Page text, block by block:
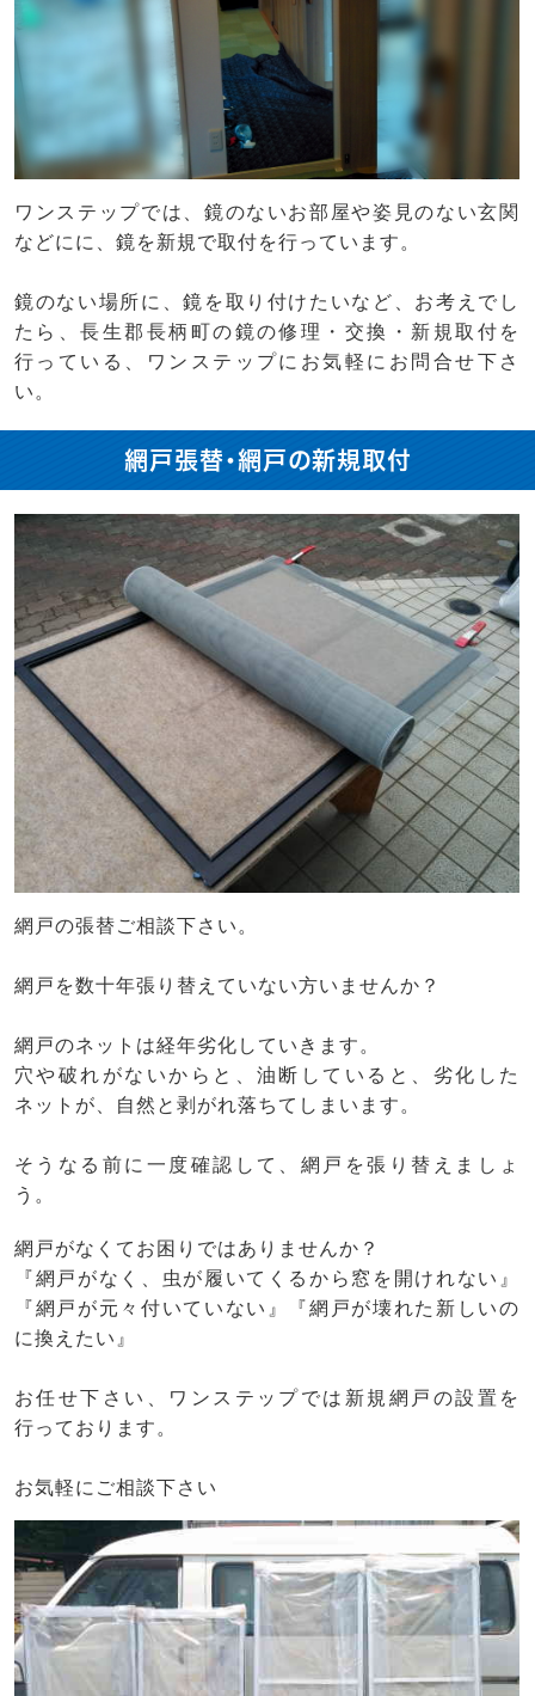
ワンステップでは、鏡のないお部屋や姿見のない玄関
などにに、鏡を新規で取付を行っています。
鏡のない場所に、鏡を取り付けたいなど、お考えでし
たら、長生郡長柄町の鏡の修理・交換・新規取付を
行っている、ワンステップにお気軽にお問合せ下さ
い。
網戸張替・網戸の新規取付
網戸の張替ご相談下さい。
網戸を数十年張り替えていない方いませんか？
網戸のネットは経年劣化していきます。
穴や破れがないからと、油断していると、劣化した
ネットが、自然と剥がれ落ちてしまいます。
そうなる前に一度確認して、網戸を張り替えましょ
う。
網戸がなくてお困りではありませんか？
『網戸がなく、虫が履いてくるから窓を開けれない』
『網戸が元々付いていない』『網戸が壊れた新しいの
に換えたい』
お任せ下さい、ワンステップでは新規網戸の設置を
行っております。
お気軽にご相談下さい